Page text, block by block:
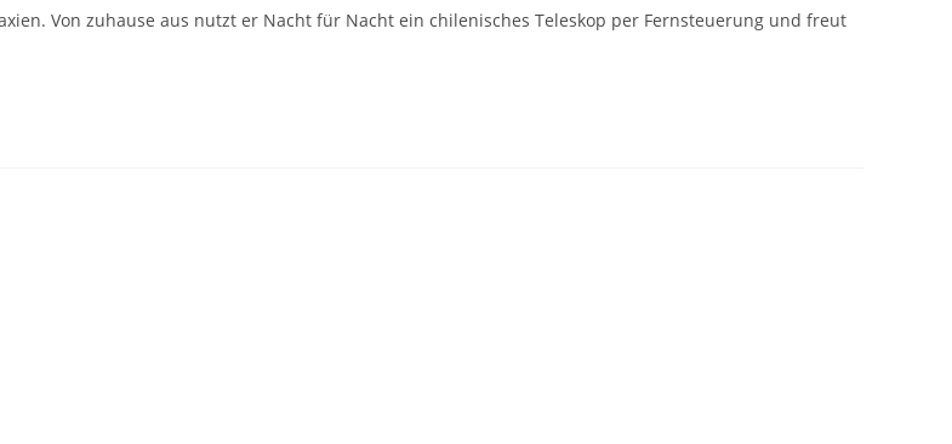
Von zuhause aus nutzt er Nacht für Nacht ein chilenisches Teleskop per Fernsteuerung und freut